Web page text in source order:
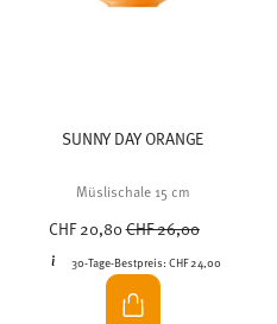
SUNNY DAY ORANGE
Müslischale 15 cm
CHF 20,80Price reduced from
CHF 26,00
30-Tage-Bestpreis: CHF 24,00